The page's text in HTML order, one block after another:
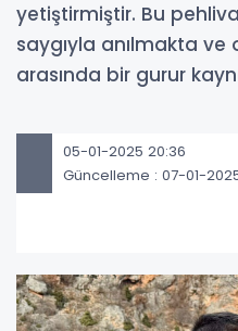
yetiştirmiştir. Bu
saygıyla anılmakta ve
arasında bir gurur
05-01-2025 20:36
Güncelleme : 07-01-